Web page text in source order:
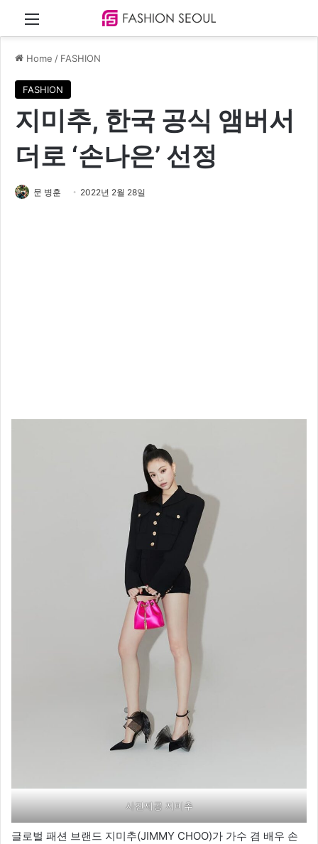
Menu
Home / FASHION
FASHION
지미추, 한국 공식 앰버서
더로 ‘손나은’ 선정
문 병훈 2022년 2월 28일
사진제공 지미추
글로벌 패션 브랜드 지미추(JIMMY CHOO)가 가수 겸 배우 손